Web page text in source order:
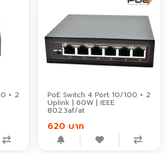
+ 2 PoE Switch 4 Port 10/100 + 2
Uplink | 60W | IEEE
802.3af/at
620 บาท